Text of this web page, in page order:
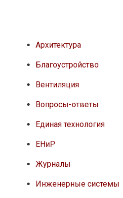
Архитектура
Благоустройство
Вентиляция
Вопросы-ответы
Единая технология
ЕНиР
Журналы
Инженерные системы